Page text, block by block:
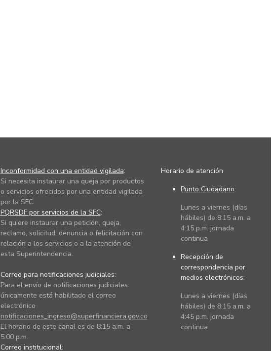
Inconformidad con una entidad vigilada:
Si necesita instaurar una queja por productos
o servicios ofrecidos por una entidad vigilada
por la SFC.
PQRSDF por servicios de la SFC:
Si quiere instaurar una petición, queja,
reclamo, solicitud, denuncia o felicitación con
relación a los servicios o a la atención de
esta Superintendencia.
Correo para notificaciones judiciales:
Para el envío de notificaciones judiciales
únicamente está habilitado el correo
electrónico
notificaciones_ingreso@superfinanciera.gov.co
El horario de este canal es de 8:15 a.m. a
5:00 p.m.
Correo institucional:
Horario de atención
Punto Ciudadano:
Lunes a viernes (días
hábiles) de 8:15 a.m. a
4:15 p.m. jornada
continua
Recepción de
correspondencia por
medios electrónicos:
Lunes a viernes (días
hábiles) de 8:15 a.m. a
4:45 p.m. jornada
continua